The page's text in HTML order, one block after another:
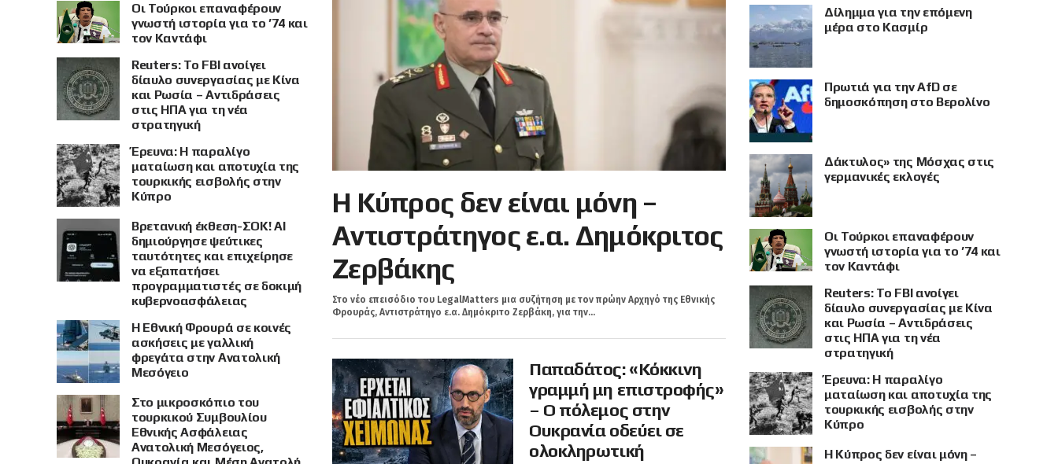
Η Κύπρος δεν είναι μόνη –
Αντιστράτηγος ε.α. Δημόκριτος
Ζερβάκης
Στο νέο επεισόδιο του LegalMatters μια συζήτηση με τον πρώην Αρχηγό της Εθνικής
Φρουράς, Αντιστράτηγο ε.α. Δημόκριτο Ζερβάκη, για την...
Παπαδάτος: «Κόκκινη
γραμμή μη επιστροφής»
– Ο πόλεμος στην
Ουκρανία οδεύει σε
ολοκληρωτική
Οι Τούρκοι επαναφέρουν
γνωστή ιστορία για το ’74 και
τον Καντάφι
Reuters: Το FBI ανοίγει
δίαυλο συνεργασίας με Κίνα
και Ρωσία – Αντιδράσεις
στις ΗΠΑ για τη νέα
στρατηγική
Έρευνα: Η παραλίγο
ματαίωση και αποτυχία της
τουρκικής εισβολής στην
Κύπρο
Βρετανική έκθεση-ΣΟΚ! AI
δημιούργησε ψεύτικες
ταυτότητες και επιχείρησε
να εξαπατήσει
προγραμματιστές σε δοκιμή
κυβερνοασφάλειας
Η Εθνική Φρουρά σε κοινές
ασκήσεις με γαλλική
φρεγάτα στην Ανατολική
Μεσόγειο
Στο μικροσκόπιο του
τουρκικού Συμβουλίου
Εθνικής Ασφάλειας
Ανατολική Μεσόγειος,
Δίλημμα για την επόμενη
μέρα στο Κασμίρ
Πρωτιά για την AfD σε
δημοσκόπηση στο Βερολίνο
Δάκτυλος» της Μόσχας στις
γερμανικές εκλογές
Οι Τούρκοι επαναφέρουν
γνωστή ιστορία για το ’74 και
τον Καντάφι
Reuters: Το FBI ανοίγει
δίαυλο συνεργασίας με Κίνα
και Ρωσία – Αντιδράσεις
στις ΗΠΑ για τη νέα
στρατηγική
Έρευνα: Η παραλίγο
ματαίωση και αποτυχία της
τουρκικής εισβολής στην
Κύπρο
Η Κύπρος δεν είναι μόνη –